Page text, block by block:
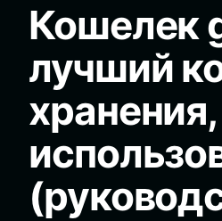
Bahasa Indonesia
ภาษาไทย
Español
Português (Brasil)
Español (Argentina)
Кошелек
лучший